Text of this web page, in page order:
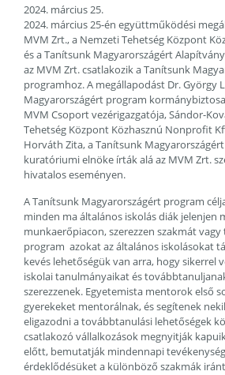
2024. március 25.
2024. március 25-én együttműködési
MVM Zrt., a Nemzeti Tehetség Központ
és a Tanítsunk Magyarországért
az MVM Zrt. csatlakozik a Tanítsunk
programhoz. A megállapodást Dr. György
Magyarországért program
MVM Csoport vezérigazgatója, Sándor-
Tehetség Központ Közhasznú Nonprofit
Horváth Zita, a Tanítsunk
kuratóriumi elnöke írták alá az MVM Zrt.
hivatalos eseményen.
A Tanítsunk Magyarországért program
minden ma általános iskolás diák jelenjen
munkaerőpiacon, szerezzen szakmát
program azokat az általános iskolásokat
kevés lehetőségük van arra, hogy sikerrel
iskolai tanulmányaikat és
szerezzenek. Egyetemista mentorok első
gyerekeket mentorálnak, és segítenek
eligazodni a továbbtanulási lehetőségek
csatlakozó vállalkozások megnyitják
előtt, bemutatják mindennapi
érdeklődésüket a különböző szakmák